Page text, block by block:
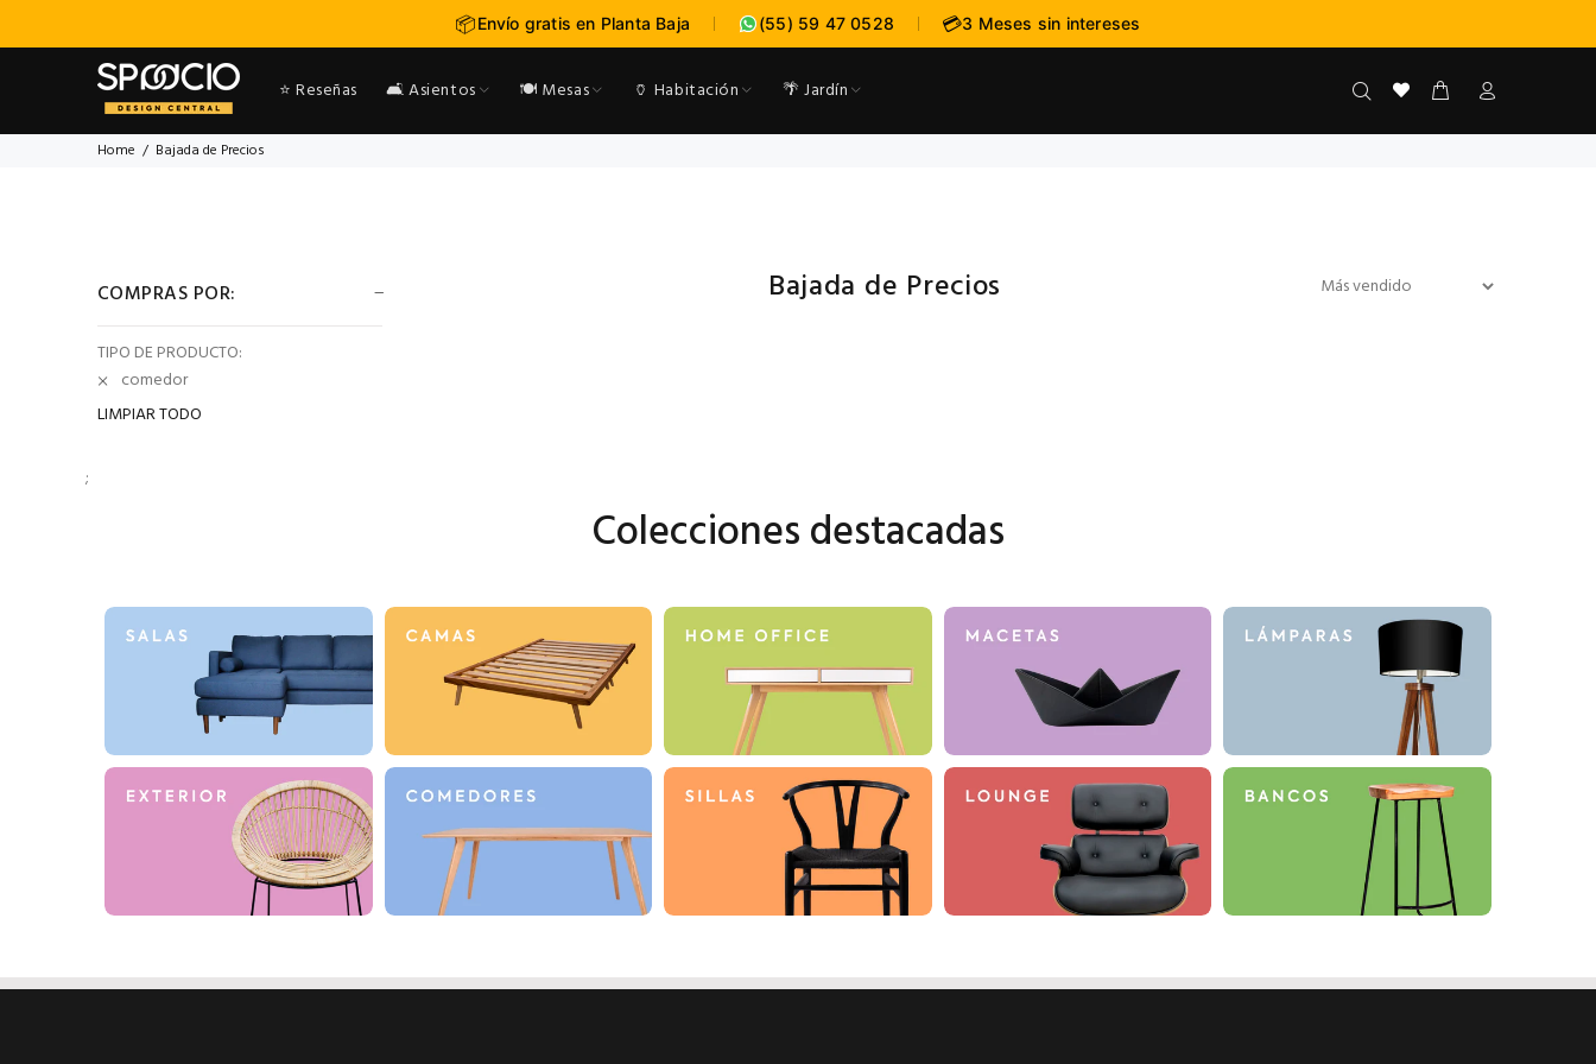
expira en -- : -- : -- : --
📦Envío gratis en Planta Baja (55) 59 47 0528 💳3 Meses sin intereses
⭐ Reseñas 🛋️ Asientos 🍽️ Mesas 🏺 Habitación 🌴 Jardín
Home Bajada de Precios
COMPRAS POR:
TIPO DE PRODUCTO:
comedor
LIMPIAR TODO
Bajada de Precios
;
Colecciones destacadas